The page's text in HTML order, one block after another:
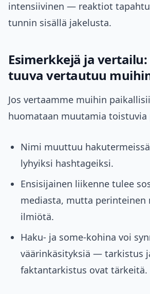
intensiivinen — reaktiot
tunnin sisällä jakelusta.
Esimerkkejä ja
tuuva vertautuu
Jos vertaamme muihin
huomataan muutamia
Nimi muuttuu
lyhyiksi hashtageiksi.
Ensisijainen liikenne tulee
mediasta, mutta perinteinen
ilmiötä.
Haku‑ ja some‑kohina voi
väärinkäsityksiä — tarkistus
faktantarkistus ovat tärkeitä.